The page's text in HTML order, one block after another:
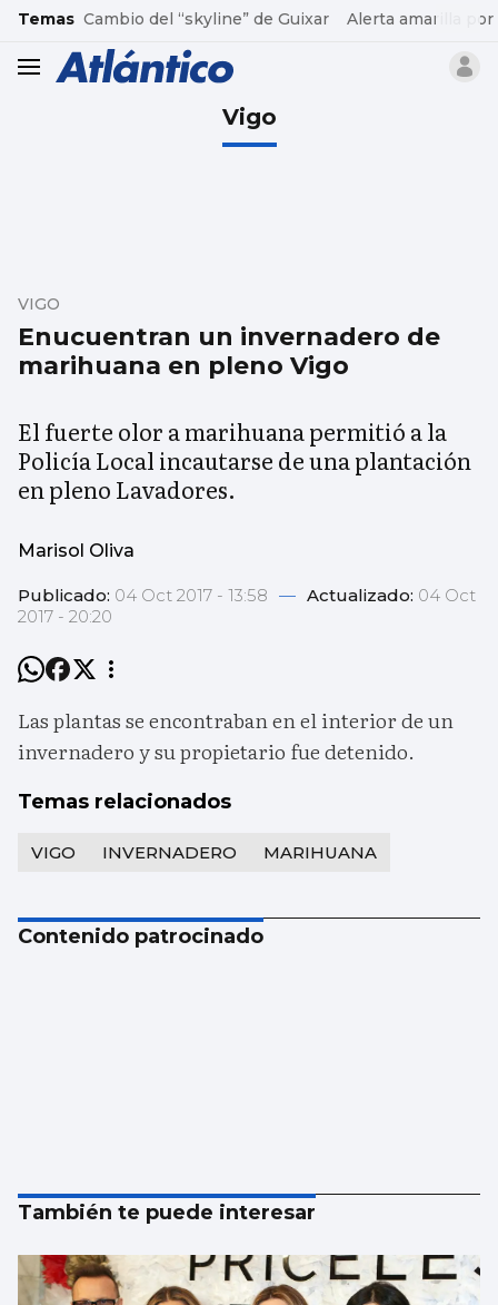
common.go-to-content
Temas Cambio del “skyline” de Guixar Alerta amarilla por
header.menu.open
Vigo
Enucuentran un invernadero de
marihuana en pleno Vigo
VIGO
El fuerte olor a marihuana permitió a la
Policía Local incautarse de una plantación
en pleno Lavadores.
Marisol Oliva
Publicado: 04 Oct 2017 - 13:58 — Actualizado: 04 Oct
2017 - 20:20
Las plantas se encontraban en el interior de un
invernadero y su propietario fue detenido.
Temas relacionados
VIGO INVERNADERO MARIHUANA
Contenido patrocinado
También te puede interesar